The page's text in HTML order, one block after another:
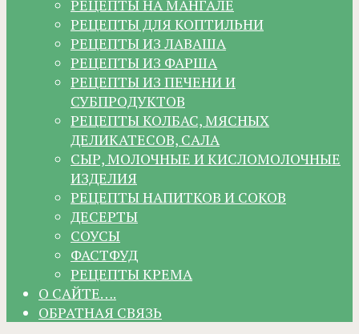
РЕЦЕПТЫ НА МАНГАЛЕ
РЕЦЕПТЫ ДЛЯ КОПТИЛЬНИ
РЕЦЕПТЫ ИЗ ЛАВАША
РЕЦЕПТЫ ИЗ ФАРША
РЕЦЕПТЫ ИЗ ПЕЧЕНИ И
СУБПРОДУКТОВ
РЕЦЕПТЫ КОЛБАС, МЯСНЫХ
ДЕЛИКАТЕСОВ, САЛА
СЫР, МОЛОЧНЫЕ И КИСЛОМОЛОЧНЫЕ
ИЗДЕЛИЯ
РЕЦЕПТЫ НАПИТКОВ И СОКОВ
ДЕСЕРТЫ
СОУСЫ
ФАСТФУД
РЕЦЕПТЫ КРЕМА
О САЙТЕ….
ОБРАТНАЯ СВЯЗЬ